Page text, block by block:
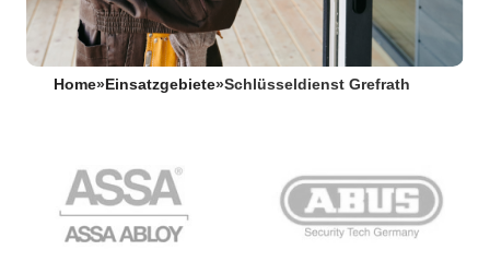
Home» Einsatzgebiete»Schlüsseldienst Grefrath